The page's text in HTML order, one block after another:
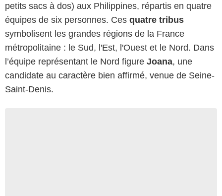
petits sacs à dos) aux Philippines, répartis en quatre
équipes de six personnes. Ces quatre tribus
symbolisent les grandes régions de la France
métropolitaine : le Sud, l'Est, l'Ouest et le Nord. Dans
l’équipe représentant le Nord figure Joana, une
candidate au caractère bien affirmé, venue de Seine-
Saint-Denis.